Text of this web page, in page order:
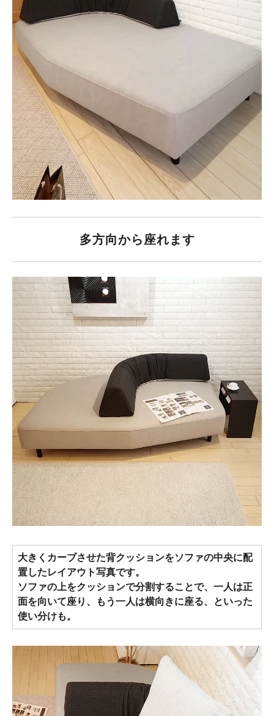
多方向から座れます
大きくカーブさせた背クッションをソファの中央に配
置したレイアウト写真です。
ソファの上をクッションで分割することで、一人は正
面を向いて座り、もう一人は横向きに座る、といった
使い分けも。